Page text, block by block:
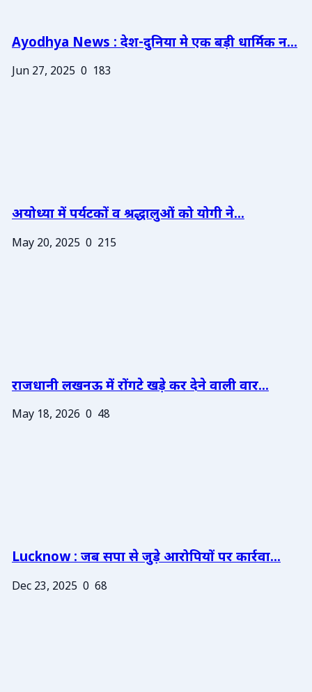
Ayodhya News : देश-दुनिया मे एक बड़ी धार्मिक न...
Jun 27, 2025 0 183
अयोध्या में पर्यटकों व श्रद्धालुओं को योगी ने...
May 20, 2025 0 215
राजधानी लखनऊ में रोंगटे खड़े कर देने वाली वार...
May 18, 2026 0 48
Lucknow : जब सपा से जुड़े आरोपियों पर कार्रवा...
Dec 23, 2025 0 68